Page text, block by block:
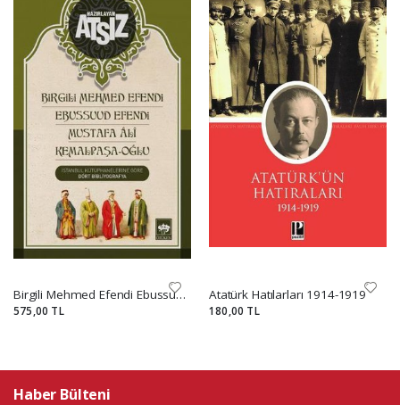
Birgili Mehmed Efendi Ebussuud Efendi Mustafa Ali Kemalpaşa Oğlu
575,00 TL
Atatürk Hatılarları 1914-1919
180,00 TL
Haber Bülteni